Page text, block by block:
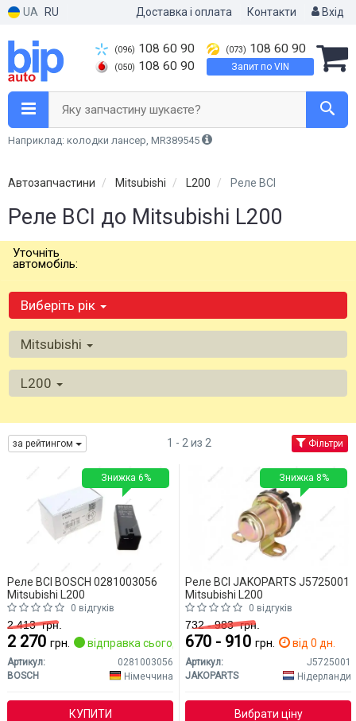
UA RU Доставка і оплата Контакти Вхід
(096) 108 60 90
(050) 108 60 90
(073) 108 60 90
Запит по VIN
Яку запчастину шукаєте?
Наприклад: колодки лансер, MR389545
Автозапчастини Mitsubishi L200 Реле ВСІ
Реле ВСІ до Mitsubishi L200
Уточніть
автомобіль:
Виберіть рік
Mitsubishi
L200
за рейтингом 1 - 2 из 2 Фільтри
Реле ВСІ BOSCH 0281003056
Mitsubishi L200
0 відгуків
2 413грн.
2 270 грн. відправка сьогодні
Артикул:
0281003056
BOSCH
Німеччина
КУПИТИ
Знижка 6%
Реле ВСІ JAKOPARTS J5725001
Mitsubishi L200
0 відгуків
732 - 983грн.
670 - 910 грн. від 0 дн.
Артикул:
J5725001
JAKOPARTS
Нідерланди
Вибрати ціну
Знижка 8%